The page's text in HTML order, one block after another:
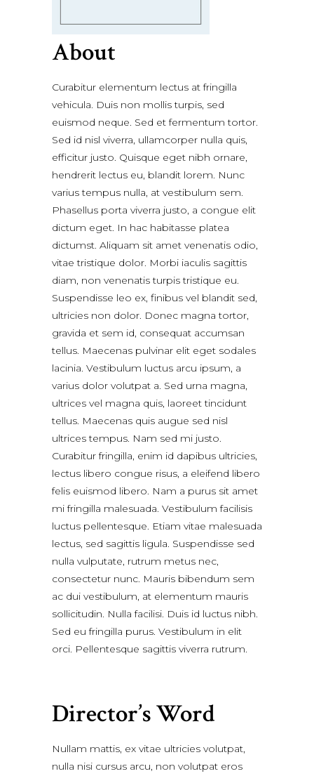
About
Curabitur elementum lectus at fringilla
vehicula. Duis non mollis turpis, sed
euismod neque. Sed et fermentum tortor.
Sed id nisl viverra, ullamcorper nulla quis,
efficitur justo. Quisque eget nibh ornare,
hendrerit lectus eu, blandit lorem. Nunc
varius tempus nulla, at vestibulum sem.
Phasellus porta viverra justo, a congue elit
dictum eget. In hac habitasse platea
dictumst. Aliquam sit amet venenatis odio,
vitae tristique dolor. Morbi iaculis sagittis
diam, non venenatis turpis tristique eu.
Suspendisse leo ex, finibus vel blandit sed,
ultricies non dolor. Donec magna tortor,
gravida et sem id, consequat accumsan
tellus. Maecenas pulvinar elit eget sodales
lacinia. Vestibulum luctus arcu ipsum, a
varius dolor volutpat a. Sed urna magna,
ultrices vel magna quis, laoreet tincidunt
tellus. Maecenas quis augue sed nisl
ultrices tempus. Nam sed mi justo.
Curabitur fringilla, enim id dapibus ultricies,
lectus libero congue risus, a eleifend libero
felis euismod libero. Nam a purus sit amet
mi fringilla malesuada. Vestibulum facilisis
luctus pellentesque. Etiam vitae malesuada
lectus, sed sagittis ligula. Suspendisse sed
nulla vulputate, rutrum metus nec,
consectetur nunc. Mauris bibendum sem
ac dui vestibulum, at elementum mauris
sollicitudin. Nulla facilisi. Duis id luctus nibh.
Sed eu fringilla purus. Vestibulum in elit
orci. Pellentesque sagittis viverra rutrum.
Director’s Word
Nullam mattis, ex vitae ultricies volutpat,
nulla nisi cursus arcu, non volutpat eros